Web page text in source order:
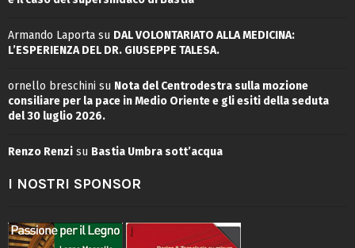
Armando Laporta su DAL VOLONTARIATO ALLA MEDICINA:
L’ESPERIENZA DEL DR. GIUSEPPE TALESA.
ornello breschini su Nota del Centrodestra sulla mozione
consiliare per la pace in Medio Oriente e gli esiti della seduta
del 30 luglio 2026.
Renzo Renzi su Bastia Umbra sott’acqua
I NOSTRI SPONSOR